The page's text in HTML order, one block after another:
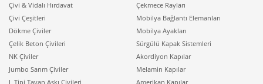
Çivi & Vidalı Hırdavat
Çivi Çeşitleri
Dökme Çiviler
Çelik Beton Çivileri
NK Çiviler
Jumbo Sarım Çiviler
L Tipi Tavan Askı Çivileri
Çekmece Rayları
Mobilya Bağlantı Elemanları
Mobilya Ayakları
Sürgülü Kapak Sistemleri
Akordiyon Kapılar
Melamin Kapılar
Amerikan Kapılar